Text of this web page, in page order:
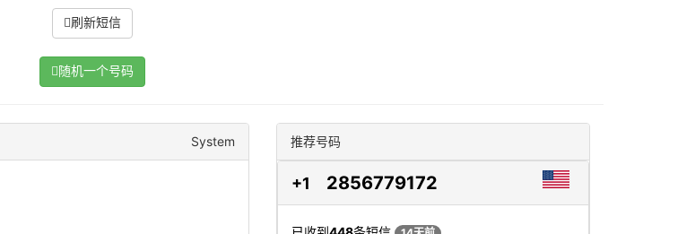
刷新短信
随机一个号码
System 推荐号码
+1 2856779172